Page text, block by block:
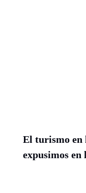
El turismo en
expusimos en